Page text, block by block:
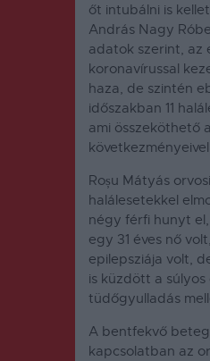
őt intubálni is
András Nagy
adatok szerint, az
koronavírussal
haza, de szintén
időszakban 11
ami összeköthető
Roșu Mátyás
halálesetekkel
négy férfi hunyt
egy 31 éves nő
epilepsziája volt,
is küzdött a súlyos
tüdőgyulladás
A bentfekvő
kapcsolatban az